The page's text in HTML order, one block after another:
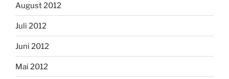
August 2012
Juli 2012
Juni 2012
Mai 2012